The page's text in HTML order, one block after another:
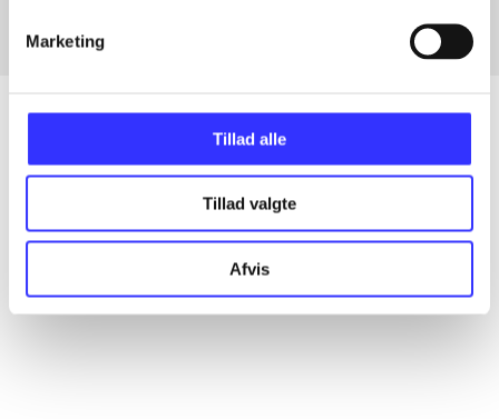
Marketing
Tillad alle
Tillad valgte
Afvis
Artikler
Alle registrerede artikler fordelt på udgivelser